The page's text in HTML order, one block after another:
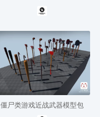
僵尸类游戏近战武器模型包